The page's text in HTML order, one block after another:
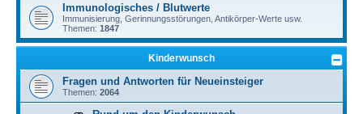
Immunologisches / Blutwerte
Immunisierung, Gerinnungsstörungen, Antikörper-Werte usw.
Themen: 1847
Kinderwunsch
Fragen und Antworten für Neueinsteiger
Themen: 2064